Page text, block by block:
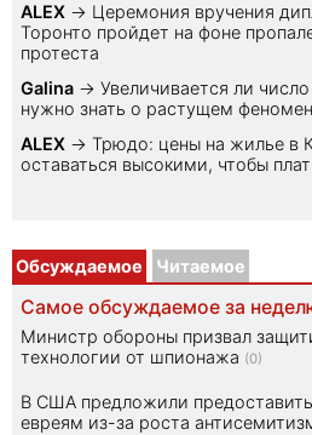
ALEX → Церемония вручения
Торонто пройдет на фоне
протеста
Galina → Увеличивается ли
нужно знать о растущем
ALEX → Трюдо: цены на жилье в
оставаться высокими, чтобы
Обсуждаемое Читаемое
Самое обсуждаемое за
Министр обороны призвал
технологии от шпионажа (0)
В США предложили
евреям из-за роста